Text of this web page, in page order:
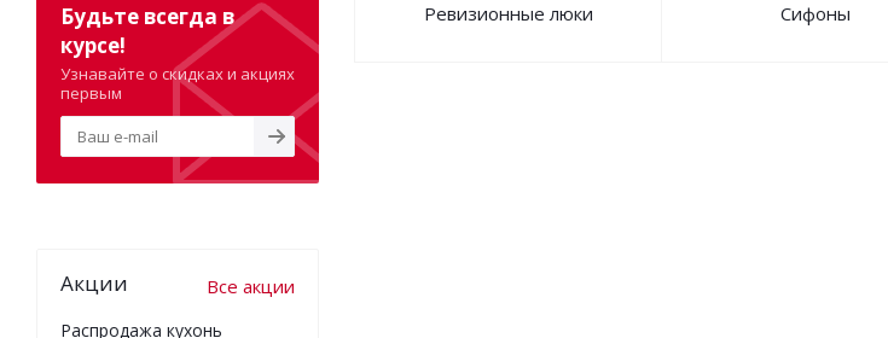
Ревизионные люки Сифоны
Будьте всегда в
курсе!
Узнавайте о скидках и акциях
первым
Акции Все акции
Распродажа кухонь